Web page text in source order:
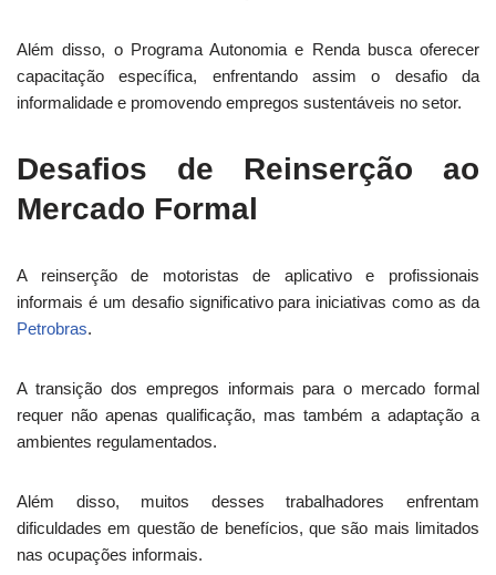
Além disso, o Programa Autonomia e Renda busca oferecer
capacitação específica, enfrentando assim o desafio da
informalidade e promovendo empregos sustentáveis no setor.
Desafios de Reinserção ao
Mercado Formal
A reinserção de motoristas de aplicativo e profissionais
informais é um desafio significativo para iniciativas como as da
Petrobras.
A transição dos empregos informais para o mercado formal
requer não apenas qualificação, mas também a adaptação a
ambientes regulamentados.
Além disso, muitos desses trabalhadores enfrentam
dificuldades em questão de benefícios, que são mais limitados
nas ocupações informais.